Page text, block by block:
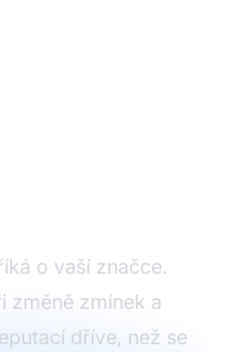
o vaší značce.
změně zmínek a
dříve, než se